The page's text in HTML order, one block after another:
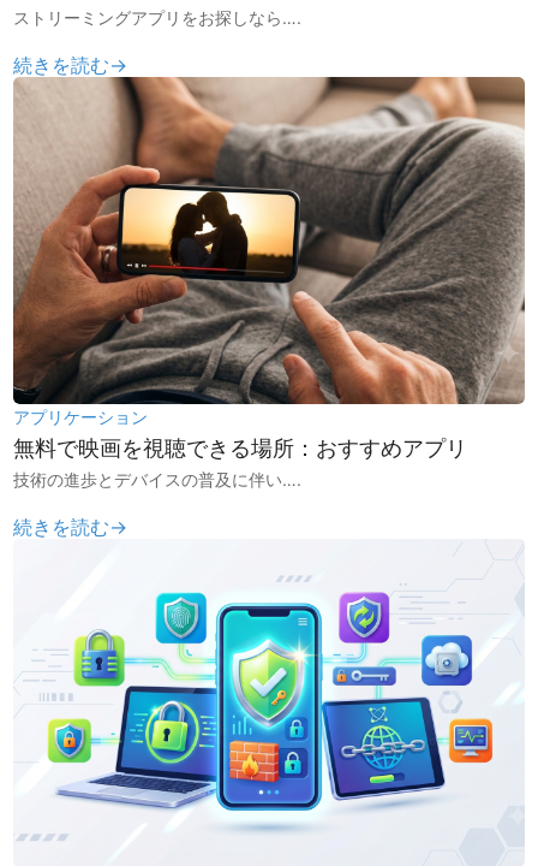
ストリーミングアプリをお探しなら….
続きを読む→
アプリケーション
無料で映画を視聴できる場所：おすすめアプリ
技術の進歩とデバイスの普及に伴い….
続きを読む→